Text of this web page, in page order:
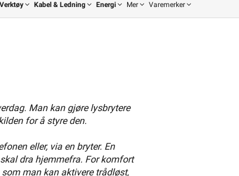
Verktøy Kabel & Ledning Energi Mer Varemerker
Man kan gjøre lysbrytere
for å styre den.
eller, via en bryter. En
dra hjemmefra. For komfort
man kan aktivere trådløst,